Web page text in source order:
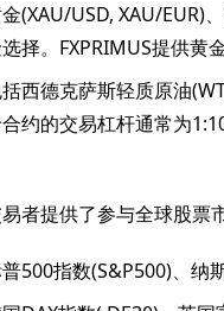
(XAU/USD, XAU/EUR)
择。FXPRIMUS提供黄
西德克萨斯轻质原油
约的交易杠杆通常为
者提供了参与全球股票
500指数(S&P500)、纳